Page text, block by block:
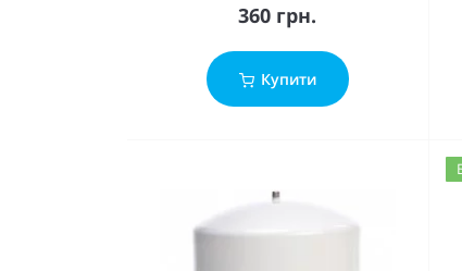
360 грн.
Купити